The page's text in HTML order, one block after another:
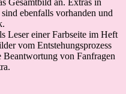
Gesamtbild an. Extras in
ebenfalls vorhanden und
Leser einer Farbseite im Heft
vom Entstehungsprozess
von Fanfragen